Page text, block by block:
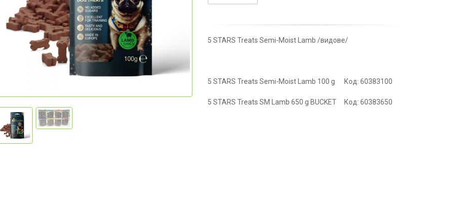
5 STARS Treats Semi-Moist Lamb /видове/
5 STARS Treats Semi-Moist Lamb 100 g Код: 60383100
5 STARS Treats SM Lamb 650 g BUCKET Код: 60383650